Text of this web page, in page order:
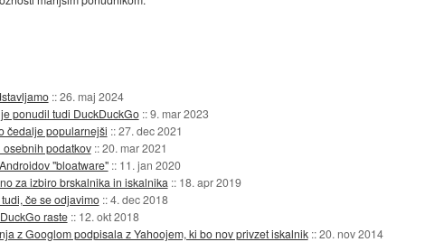
::26. maj 2024
ponudil tudi DuckDuckGo ::9. mar 2023
čedalje popularnejši ::27. dec 2021
podatkov ::20. mar 2021
"bloatware" :: 11. jan 2020
za izbiro brskalnika in iskalnika :: 18. apr 2019
če se odjavimo ::4. dec 2018
raste :: 12. okt 2018
z Googlom podpisala z Yahoojem, ki bo nov privzet iskalnik ::20. nov 2014